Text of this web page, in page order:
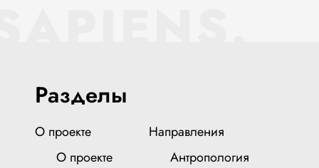
Разделы
О проекте
О проекте
Направления
Антропология